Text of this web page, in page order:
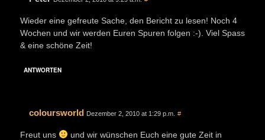
Wieder eine gefreute Sache, den Bericht zu lesen! Noch 4
Wochen und wir werden Euren Spuren folgen :-). Viel Spass
& eine schöne Zeit!
ANTWORTEN
coloursworld Dezember 2, 2010 at 1:29 p.m. #
Freut uns
und wir wünschen Euch eine gute Zeit in